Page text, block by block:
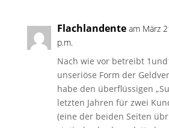
Flachlandente am März
p.m.
Nach wie vor betreibt
unseriöse Form der
habe den überflüssigen
letzten Jahren für zwei
(eine der beiden Seiten